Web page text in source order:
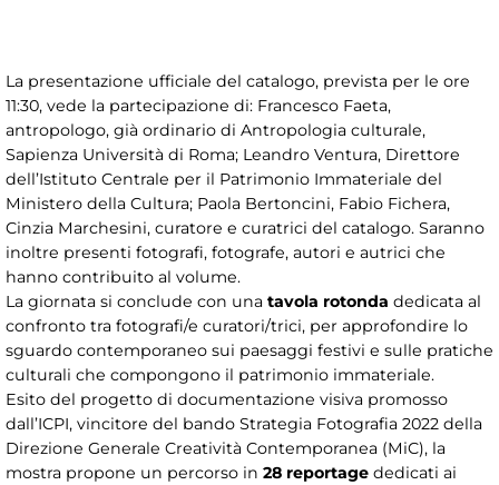
La presentazione ufficiale del catalogo, prevista per le ore
11:30, vede la partecipazione di: Francesco Faeta,
antropologo, già ordinario di Antropologia culturale,
Sapienza Università di Roma; Leandro Ventura, Direttore
dell’Istituto Centrale per il Patrimonio Immateriale del
Ministero della Cultura; Paola Bertoncini, Fabio Fichera,
Cinzia Marchesini, curatore e curatrici del catalogo. Saranno
inoltre presenti fotografi, fotografe, autori e autrici che
hanno contribuito al volume.
La giornata si conclude con una tavola rotonda dedicata al
confronto tra fotografi/e curatori/trici, per approfondire lo
sguardo contemporaneo sui paesaggi festivi e sulle pratiche
culturali che compongono il patrimonio immateriale.
Esito del progetto di documentazione visiva promosso
dall’ICPI, vincitore del bando Strategia Fotografia 2022 della
Direzione Generale Creatività Contemporanea (MiC), la
mostra propone un percorso in 28 reportage dedicati ai